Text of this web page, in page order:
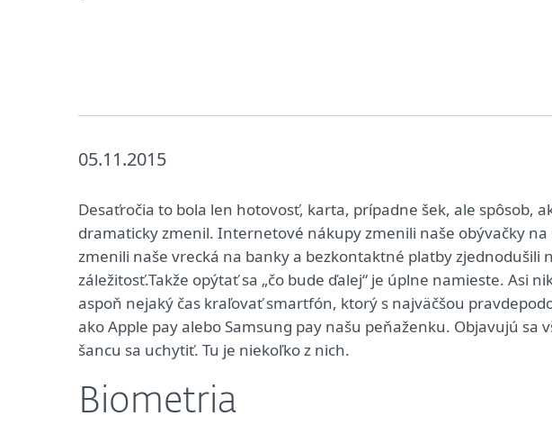
05.11.2015
Desaťročia to bola len hotovosť, karta, prípadne šek, ale spôsob,
dramaticky zmenil. Internetové nákupy zmenili naše obývačky
zmenili naše vrecká na banky a bezkontaktné platby zjednodušili
záležitosť.Takže opýtať sa „čo bude ďalej“ je úplne namieste. Asi
aspoň nejaký čas kraľovať smartfón, ktorý s najväčšou
ako Apple pay alebo Samsung pay našu peňaženku. Objavujú sa
šancu sa uchytiť. Tu je niekoľko z nich.
Biometria